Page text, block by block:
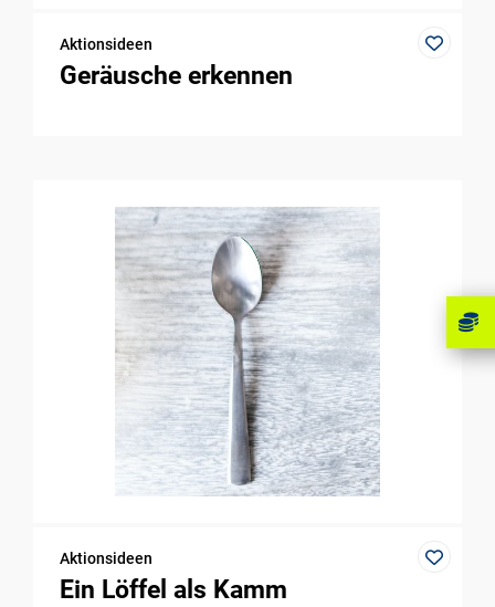
Aktionsideen
Geräusche erkennen
Aktionsideen
Ein Löffel als Kamm